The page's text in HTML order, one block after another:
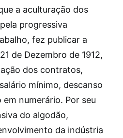
a aculturação dos
progressiva
fez publicar a
de Dezembro de 1912,
dos contratos,
mínimo, descanso
numerário. Por seu
do algodão,
da indústria